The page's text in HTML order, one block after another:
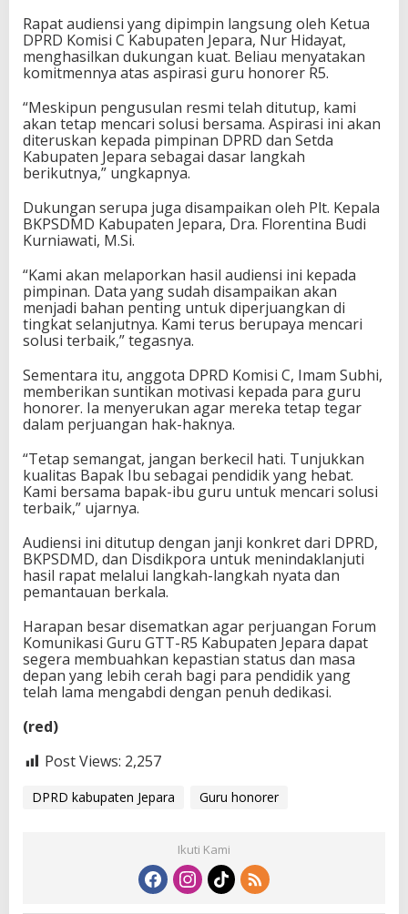
Rapat audiensi yang dipimpin langsung oleh Ketua
DPRD Komisi C Kabupaten Jepara, Nur Hidayat,
menghasilkan dukungan kuat. Beliau menyatakan
komitmennya atas aspirasi guru honorer R5.
“Meskipun pengusulan resmi telah ditutup, kami
akan tetap mencari solusi bersama. Aspirasi ini akan
diteruskan kepada pimpinan DPRD dan Setda
Kabupaten Jepara sebagai dasar langkah
berikutnya,” ungkapnya.
Dukungan serupa juga disampaikan oleh Plt. Kepala
BKPSDMD Kabupaten Jepara, Dra. Florentina Budi
Kurniawati, M.Si.
“Kami akan melaporkan hasil audiensi ini kepada
pimpinan. Data yang sudah disampaikan akan
menjadi bahan penting untuk diperjuangkan di
tingkat selanjutnya. Kami terus berupaya mencari
solusi terbaik,” tegasnya.
Sementara itu, anggota DPRD Komisi C, Imam Subhi,
memberikan suntikan motivasi kepada para guru
honorer. Ia menyerukan agar mereka tetap tegar
dalam perjuangan hak-haknya.
“Tetap semangat, jangan berkecil hati. Tunjukkan
kualitas Bapak Ibu sebagai pendidik yang hebat.
Kami bersama bapak-ibu guru untuk mencari solusi
terbaik,” ujarnya.
Audiensi ini ditutup dengan janji konkret dari DPRD,
BKPSDMD, dan Disdikpora untuk menindaklanjuti
hasil rapat melalui langkah-langkah nyata dan
pemantauan berkala.
Harapan besar disematkan agar perjuangan Forum
Komunikasi Guru GTT-R5 Kabupaten Jepara dapat
segera membuahkan kepastian status dan masa
depan yang lebih cerah bagi para pendidik yang
telah lama mengabdi dengan penuh dedikasi.
(red)
Post Views: 2,257
DPRD kabupaten Jepara Guru honorer
Ikuti Kami